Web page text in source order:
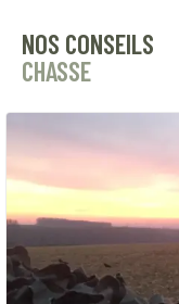
NOS CONSEILS
CHASSE